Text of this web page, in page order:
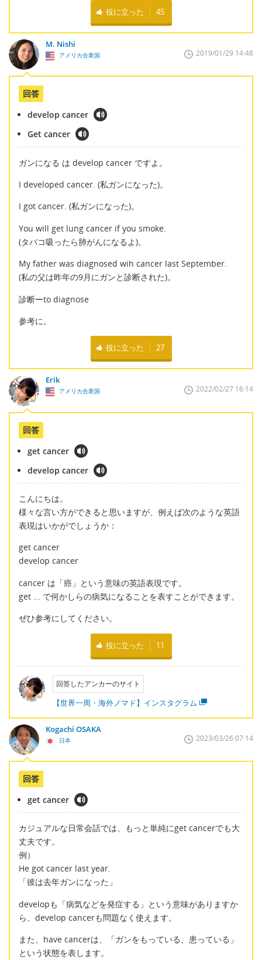
役に立った 45
M. Nishi
アメリカ合衆国 2019/01/29 14:48
回答
develop cancer
Get cancer
ガンになる は develop cancer ですよ。
I developed cancer. (私ガンになった)。
I got cancer. (私ガンになった)。
You will get lung cancer if you smoke.
(タバコ吸ったら肺がんになるよ)。
My father was diagnosed wih cancer last September.
(私の父は昨年の9月にガンと診断された)。
診断ーto diagnose
参考に。
役に立った 27
Erik
アメリカ合衆国 2022/02/27 16:14
回答
get cancer
develop cancer
こんにちは。
様々な言い方ができると思いますが、例えば次のような英語
表現はいかがでしょうか：
get cancer
develop cancer
cancer は「癌」という意味の英語表現です。
get ... で何かしらの病気になることを表すことができます。
ぜひ参考にしてください。
役に立った 11
回答したアンカーのサイト
【世界一周・海外ノマド】インスタグラム
Kogachi OSAKA
日本 2023/03/26 07:14
回答
get cancer
カジュアルな日常会話では、もっと単純にget cancerでも大
丈夫です。
例）
He got cancer last year.
「彼は去年ガンになった」
developも「病気などを発症する」という意味がありますか
ら、develop cancerも問題なく使えます。
また、have cancerは、「ガンをもっている、患っている」
という状態を表します。